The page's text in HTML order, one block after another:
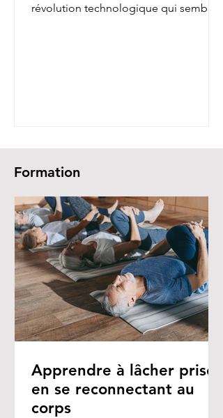
révolution technologique qui semble
Formation
Apprendre à lâcher prise
en se reconnectant au
corps